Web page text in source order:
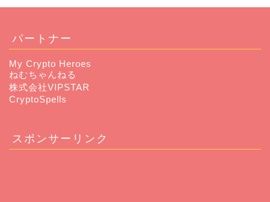
パートナー
My Crypto Heroes
ねむちゃんねる
株式会社VIPSTAR
CryptoSpells
スポンサーリンク